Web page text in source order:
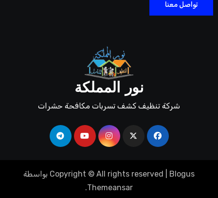
تواصل معنا
نور المملكة
شركة تنظيف كشف تسربات مكافحة حشرات
Copyright © All rights reserved Blogus
بواسطة
Themeansar
.